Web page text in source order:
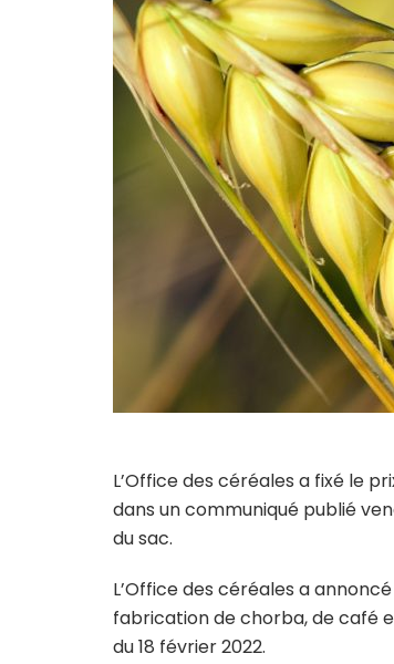
L’Office des céréales a fixé le
dans un communiqué publié
du sac.
L’Office des céréales a
fabrication de chorba, de café
du 18 février 2022.